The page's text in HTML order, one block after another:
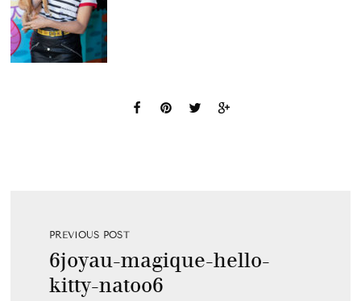
PREVIOUS POST
6joyau-magique-hello-
kitty-natoo6